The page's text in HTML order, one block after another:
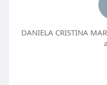
DANIELA CRISTINA